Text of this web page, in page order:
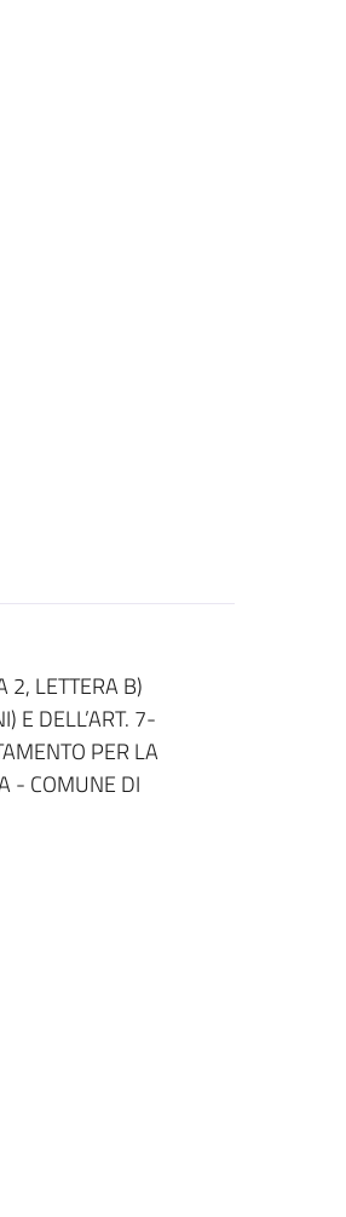
2, LETTERA B)
E DELL’ART. 7-
PER LA
- COMUNE DI